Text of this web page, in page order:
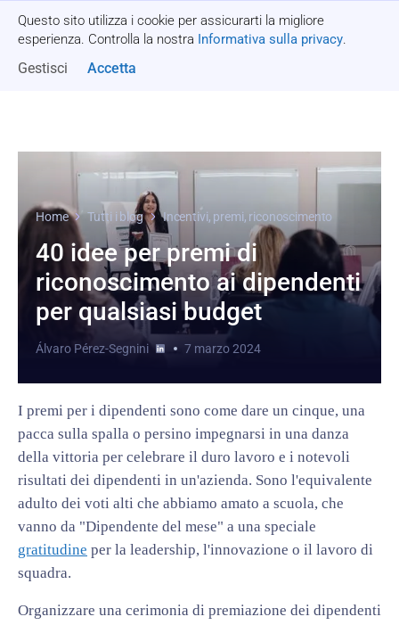
Questo sito utilizza i cookie per assicurarti la migliore
esperienza. Controlla la nostra Informativa sulla privacy.
Gestisci Accetta
Richiedi un preventivo
Home Tutti i blog Incentivi, premi, riconoscimento
40 idee per premi di
riconoscimento ai dipendenti
per qualsiasi budget
Álvaro Pérez-Segnini 7 marzo 2024
I premi per i dipendenti sono come dare un cinque, una
pacca sulla spalla o persino impegnarsi in una danza
della vittoria per celebrare il duro lavoro e i notevoli
risultati dei dipendenti in un'azienda. Sono l'equivalente
adulto dei voti alti che abbiamo amato a scuola, che
vanno da "Dipendente del mese" a una speciale
gratitudine per la leadership, l'innovazione o il lavoro di
squadra.
Organizzare una cerimonia di premiazione dei dipendenti